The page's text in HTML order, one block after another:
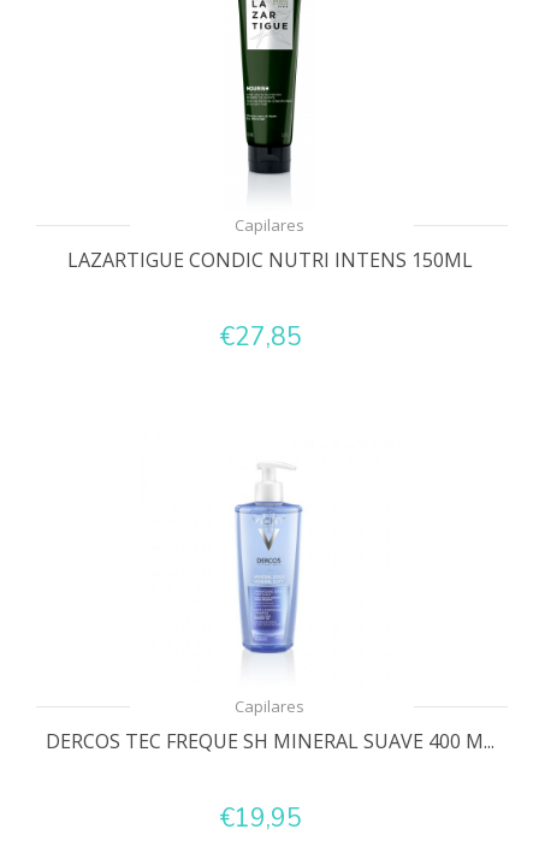
Capilares
LAZARTIGUE CONDIC NUTRI INTENS 150ML
€27,85
Capilares
DERCOS TEC FREQUE SH MINERAL SUAVE 400 M...
€19,95